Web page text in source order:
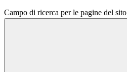
Campo di ricerca per le pagine del sito